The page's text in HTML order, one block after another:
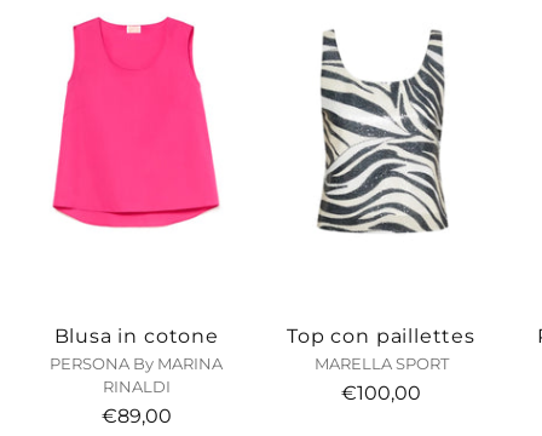
Blusa in cotone
PERSONA By MARINA
RINALDI
€89,00
Top con paillettes
MARELLA SPORT
€100,00